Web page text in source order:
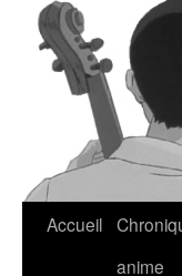
Accueil
anime